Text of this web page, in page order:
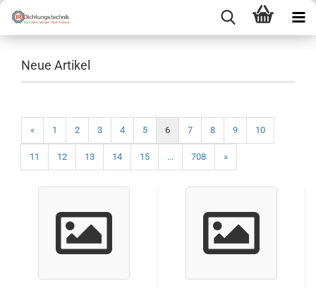
Neue Artikel
« 1 2 3 4 5 6 7 8 9 10
11 12 13 14 15 ... 708 »